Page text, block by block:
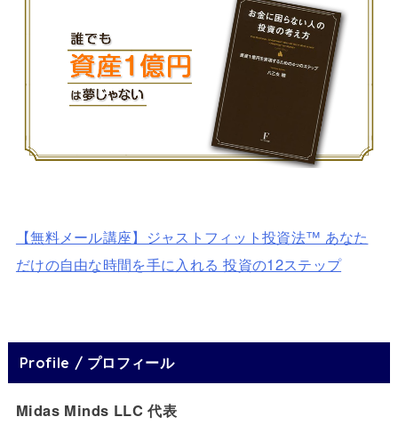
【無料メール講座】ジャストフィット投資法™ あなた
だけの自由な時間を手に入れる 投資の12ステップ
Profile / プロフィール
Midas Minds LLC 代表